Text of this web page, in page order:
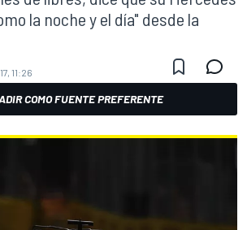
la noche y el día" desde la
11:26
COMO FUENTE PREFERENTE